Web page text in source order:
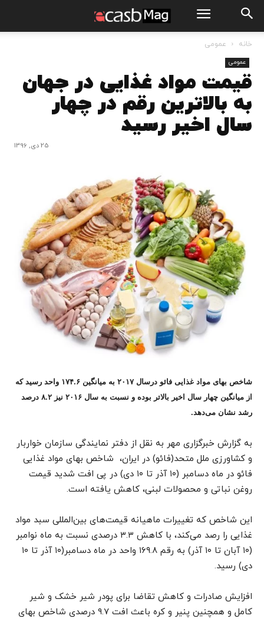
خانه عمومی
عمومی
قیمت مواد غذایی در جهان
به بالاترین رقم در چهار
سال اخیر رسید
25 دی, 1396
شاخص بهای مواد غذایی فائو درسال ۲۰۱۷ به میانگین ۱۷۴.۶ واحد رسید که
از میانگین چهار سال اخیر بالاتر بوده و نسبت به سال ۲۰۱۶ نیز ۸.۲ درصد
رشد نشان می‌دهد.
به گزارش خبرگزاری مهر به نقل از دفتر نمایندگی سازمان خواربار
و کشاورزی ملل متحد(فائو) در ایران، شاخص بهای مواد غذایی
فائو در ماه دسامبر (۱۰ آذر تا ۱۰ دی) در پی افت شدید قیمت
روغن نباتی و محصولات لبنی، کاهش یافته است.
این شاخص که تغییرات ماهیانه قیمت‌های بین‌المللی سبد مواد
غذایی را رصد می‌کند، با کاهش ۳.۳ درصدی نسبت به ماه نوامبر
(۱۰ آبان تا ۱۰ آذر) به رقم ۱۶۹.۸ واحد در ماه دسامبر(۱۰ آذر تا ۱۰
دی) رسید.
افزایش صادرات و کاهش تقاضا برای پودر شیر خشک و شیر
کامل و همچنین پنیر و کره باعث افت ۹.۷ درصدی شاخص بهای